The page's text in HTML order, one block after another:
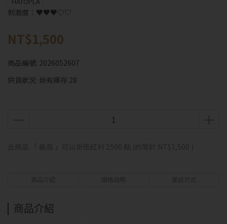
刺激度：♥♥♥♡♡
NT$1,500
商品編號: 2026052607
供貨狀況: 尚有庫存 28
商品介紹